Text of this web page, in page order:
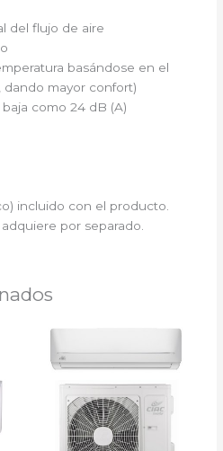
del flujo de aire
basándose en el
mayor confort)
como 24 dB (A)
incluido con el producto.
por separado.